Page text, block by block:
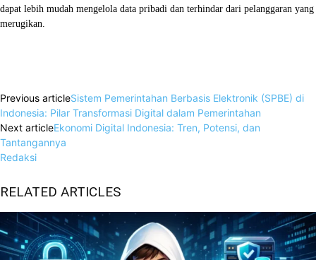
dapat lebih mudah mengelola data pribadi dan terhindar dari pelanggaran yang
merugikan.
Previous articleSistem Pemerintahan Berbasis Elektronik (SPBE) di
Indonesia: Pilar Transformasi Digital dalam Pemerintahan
Next articleEkonomi Digital Indonesia: Tren, Potensi, dan
Tantangannya
Redaksi
RELATED ARTICLES